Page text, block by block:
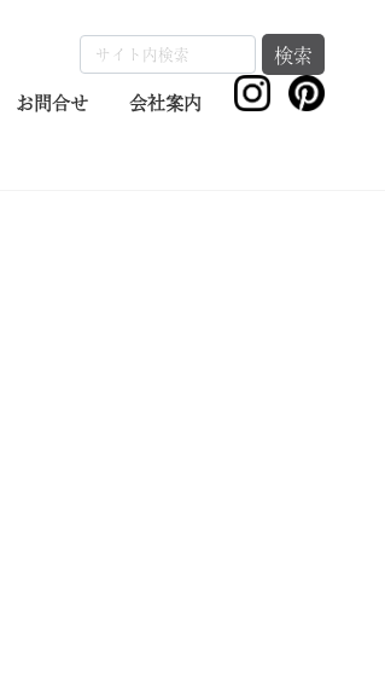
お問合せ 会社案内
検索